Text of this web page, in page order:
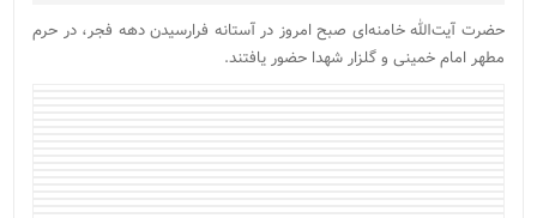
حضرت آیت‌الله خامنه‌ای صبح امروز در آستانه فرارسیدن دهه فجر، در حرم
مطهر امام خمینی و گلزار شهدا حضور یافتند.